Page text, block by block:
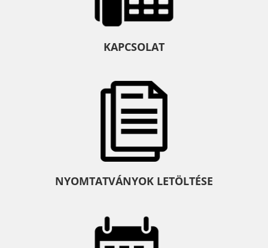
KAPCSOLAT
NYOMTATVÁNYOK LETÖLTÉSE